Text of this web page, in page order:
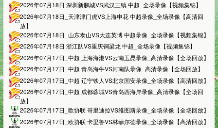
2026年07月18日 深圳新鹏城VS武汉三镇 中超_全场录像【视频集锦】
2026年07月18日_天津津门虎VS上海申花 中超录像_全场录像【高清回
放】
2026年07月18日_山东泰山VS大连英博 中超录像_全场录像【视频集锦】
2026年07月18日 浙江队VS重庆铜梁龙 中超_全场录像【视频集锦】
2026年07月17日_中超 上海海港VS云南玉昆录像_高清录像【全场回放】
2026年07月17日_中超 青岛海牛VS河南队录像_高清录像【全场回放】
2026年07月17日_中超 辽宁铁人VS北京国安录像_全场录像【高清回放】
2026年07月17日_中超 成都蓉城VS青岛西海岸录像_高清录像【全场回
放】
2026年07月17日_欧协联 哥里迪拉VS维图斯录像_全场录像【全场回放】
2026年07月17日_欧协联 卡里鲁VS林菲尔德录像_全场录像【高清回放】